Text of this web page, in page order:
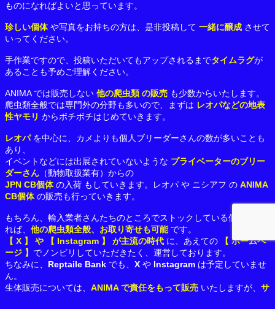
ものになればよいと思っています。
珍しい個体や写真をお持ちの方は、是非投稿して 一緒に醸成 させて
いってください。
手作業ですので、投稿いただいてもアップされるまでタイムラグが
あることも予めご理解ください。
ANIMA では販売しない 他の爬虫類 の販売 も少数からいたします。
爬虫類全般では専門外の分野も多いので、まずは レオパなどの地表
性ヤモリ からボチボチはじめていきます。
レオパを中心に、カメよりも個人ブリーダーさんの数が多いことも
あり、
イベントなどには出展されていないような プライベーターのブリー
ダーさん （動物取扱業有）からの
JPN CB個体の入荷 もしていきます。レオパ や ニシアフ の ANIMA
CB個体の販売も行っていきます。
もちろん、輸入業者さんたちのところでストックしている個体であ
れば、 他の爬虫類全般、お取り寄せも可能です。
【 X 】 や 【 Instagram 】 が主流の時代 に、あえての
【 ホームペ
ージ 】 でノンビリしていただきたく、運営しております。
ちなみに、 Reptaile Bank でも、 X や Instagram は予定していませ
ん。
生体販売については、 ANIMA で責任をもって販売 いたしますが、 サ